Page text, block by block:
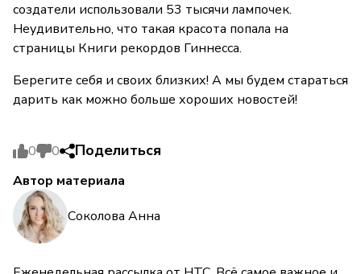
создатели использовали 53 тысячи лампочек.
Неудивительно, что такая красота попала на
страницы Книги рекордов Гиннесса.
Берегите себя и своих близких! А мы будем стараться
дарить как можно больше хороших новостей!
0 0 Поделиться
Автор материала
Соколова Анна